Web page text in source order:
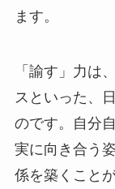
ます。
「諭す」力は
スといった、
のです。自分
実に向き合う
係を築くこと